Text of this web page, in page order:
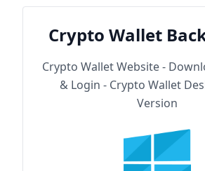
Crypto Wallet
Crypto Wallet Website -
& Login - Crypto Wallet
Version